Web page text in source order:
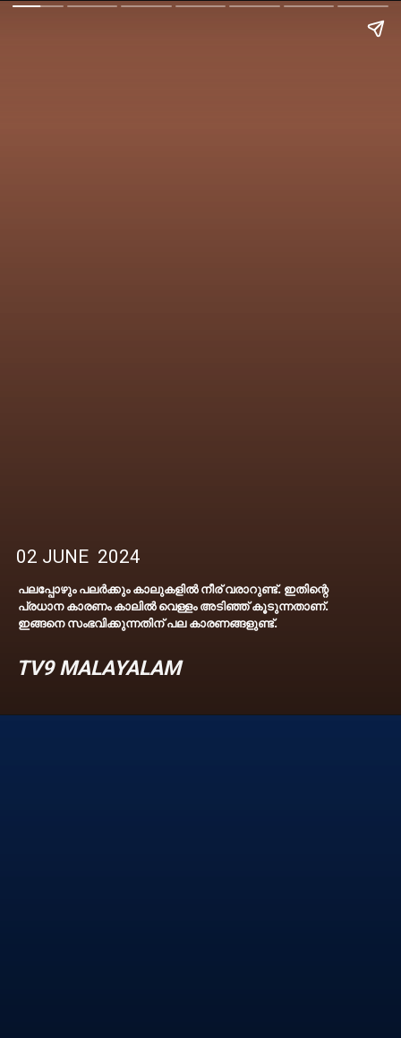
02 JUNE 2024
TV9 MALAYALAM
പലപ്പോഴും പലര്‍ക്കും കാലുകളില്‍ നീര് വരാറുണ്ട്. ഇതിന്റെ
പ്രധാന കാരണം കാലില്‍ വെള്ളം അടിഞ്ഞ് കൂടുന്നതാണ്.
ഇങ്ങനെ സംഭവിക്കുന്നതിന് പല കാരണങ്ങളുണ്ട്.